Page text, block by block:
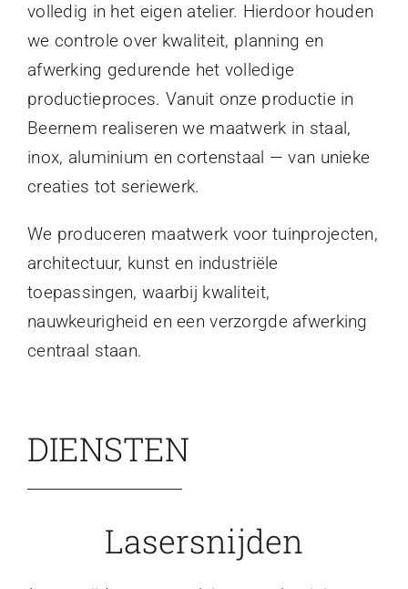
volledig in het eigen atelier. Hierdoor houden
we controle over kwaliteit, planning en
afwerking gedurende het volledige
productieproces. Vanuit onze productie in
Beernem realiseren we maatwerk in staal,
inox, aluminium en cortenstaal — van unieke
creaties tot seriewerk.
We produceren maatwerk voor tuinprojecten,
architectuur, kunst en industriële
toepassingen, waarbij kwaliteit,
nauwkeurigheid en een verzorgde afwerking
centraal staan.
DIENSTEN
Lasersnijden